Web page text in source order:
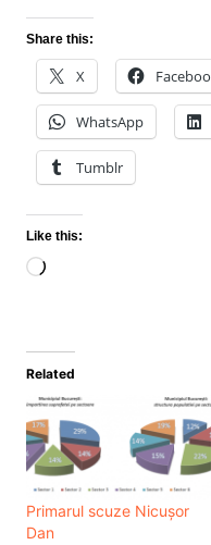
Share this:
X
WhatsApp
Tumblr
Like this:
Loading…
Related
Primarul scuze Nicușor
Dan